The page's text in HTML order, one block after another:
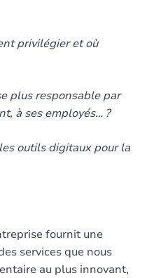
privilégier et où
plus responsable par
à ses employés… ?
outils digitaux pour la
fournit une
services que nous
au plus innovant,